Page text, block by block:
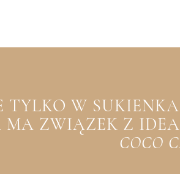
TYLKO W
ZWIĄZEK Z
COCO